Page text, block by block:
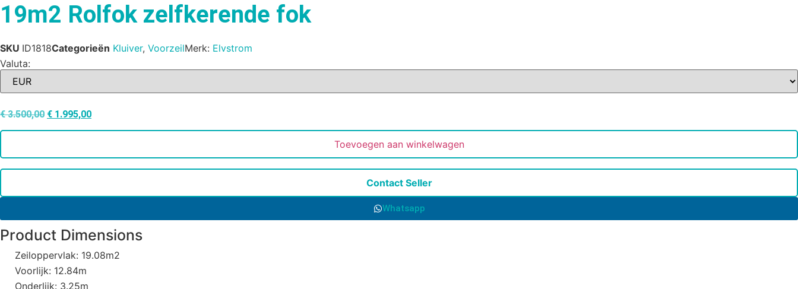
19m2 Rolfok zelfkerende fok
SKU ID1818Categorieën Kluiver, VoorzeilMerk: Elvstrom
Valuta:
€3.500,00 € 1.995,00
Toevoegen aan winkelwagen
Contact Seller
Whatsapp
Product Dimensions
Zeiloppervlak: 19.08m2
Voorlijk: 12.84m
Onderlijk: 3.25m